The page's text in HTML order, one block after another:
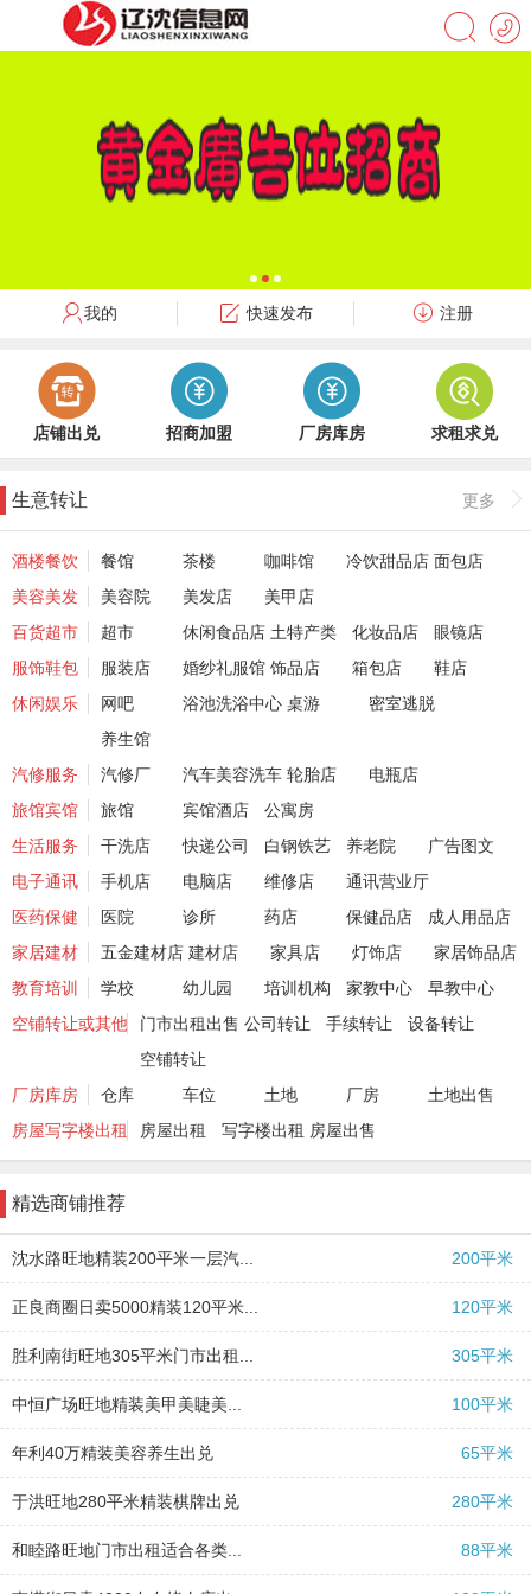
我的 快速发布 注册
店铺出兑 招商加盟 厂房库房 求租求兑
更多
生意转让
酒楼餐饮 餐馆 茶楼 咖啡馆 冷饮甜品店 面包店
美容美发
美容院 美发店
美甲店
百货超市
超市 休闲食品店 土特产类 化妆品店
眼镜店
服饰鞋包
服装店 婚纱礼服馆 饰品店 箱包店
鞋店
休闲娱乐
网吧 浴池洗浴中心 桌游
密室逃脱
养生馆
汽修服务
汽修厂 汽车美容洗车 轮胎店
电瓶店
旅馆宾馆
旅馆 宾馆酒店
公寓房
生活服务
干洗店 快递公司 白钢铁艺 养老院
广告图文
电子通讯
手机店 电脑店 维修店
通讯营业厅
医药保健
医院 诊所 药店 保健品店
成人用品店
家居建材
五金建材店 建材店 家具店 灯饰店
家居饰品店
教育培训
学校 幼儿园 培训机构 家教中心
早教中心
空铺转让或其他
门市出租出售 公司转让 手续转让
设备转让
空铺转让
厂房库房
仓库 车位 土地 厂房
土地出售
房屋写字楼出租
房屋出租 写字楼出租 房屋出售
精选商铺推荐
200平米
沈水路旺地精装200平米一层汽...
120平米
正良商圈日卖5000精装120平米...
305平米
胜利南街旺地305平米门市出租...
100平米
中恒广场旺地精装美甲美睫美...
65平米
年利40万精装美容养生出兑
280平米
于洪旺地280平米精装棋牌出兑
88平米
和睦路旺地门市出租适合各类...
2026-05-10
铁西盛京医院对面吉祥馄饨出...
2026-04-28
首开如院160平米一层大门脸门...